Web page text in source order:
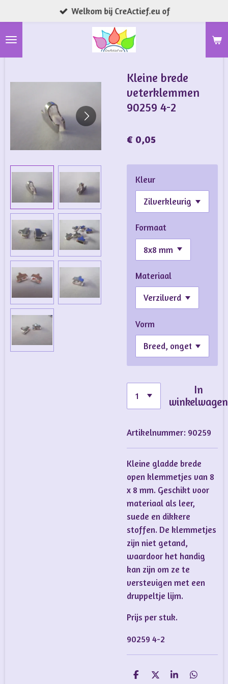
direct
naar
Welkom bij CreActief.eu of
Kleine brede
veterklemmen
90259 4-2
€ 0,05
Kleur
Formaat
Materiaal
Vorm
In
winkelwagen
Artikelnummer: 90259
Kleine gladde brede
open klemmetjes van 8
x 8 mm. Geschikt voor
materiaal als leer,
suede en dikkere
stoffen. De klemmetjes
zijn niet getand,
waardoor het handig
kan zijn om ze te
verstevigen met een
druppeltje lijm.
Prijs per stuk.
90259 4-2
D
D
S
D